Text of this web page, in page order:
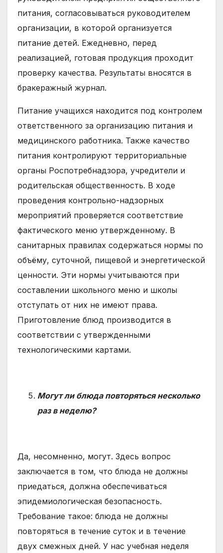
питания, согласовываться руководителем
организации, в которой организуется
питание детей. Ежедневно, перед
реализацией, готовая продукция проходит
проверку качества. Результаты вносятся в
бракеражный журнал.
Питание учащихся находится под контролем
ответственного за организацию питания и
медицинского работника. Также качество
питания контролируют территориальные
органы Роспотребнадзора, учредители и
родительская общественность. В ходе
проведения контрольно-надзорных
мероприятий проверяется соответствие
фактического меню утвержденному. В
санитарных правилах содержаться нормы по
объёму, суточной, пищевой и энергетической
ценности. Эти нормы учитываются при
составлении школьного меню и школы
отступать от них не имеют права.
Приготовление блюд производится в
соответствии с утвержденными
технологическими картами.
Могут ли блюда повторяться несколько
раз в неделю?
Да, несомненно, могут. Здесь вопрос
заключается в том, что блюда не должны
приедаться, должна обеспечиваться
эпидемиологическая безопасность.
Требование такое: блюда не должны
повторяться в течение суток и в течение
двух смежных дней. У нас учебная неделя